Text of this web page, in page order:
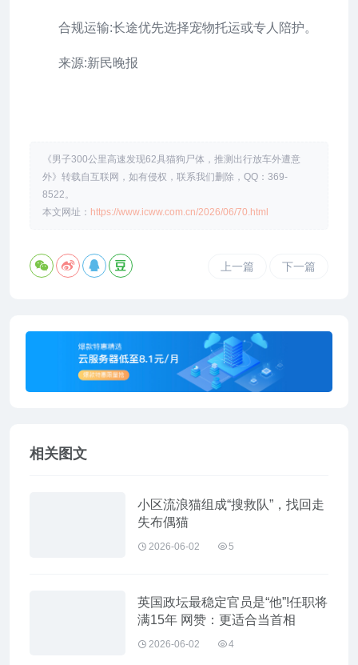
合规运输:长途优先选择宠物托运或专人陪护。
来源:新民晚报
《男子300公里高速发现62具猫狗尸体，推测出行放车外遭意
外》转载自互联网，如有侵权，联系我们删除，QQ：369-
8522。
本文网址： https://www.icww.com.cn/2026/06/70.html
上一篇 下一篇
相关图文
小区流浪猫组成“搜救队”，找回走
失布偶猫
2026-06-02 5
英国政坛最稳定官员是“他”!任职将
满15年 网赞：更适合当首相
2026-06-02 4